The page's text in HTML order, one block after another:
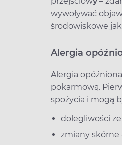
wywoływać
środowiskowe
Alergia
Alergia
pokarmową.
spożycia i mogą
dolegliwości
zmiany skórne